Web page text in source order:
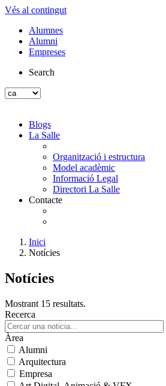
Vés al contingut
Alumnes
Alumni
Empreses
Search
Blogs
La Salle
Organització i estructura
Model acadèmic
Informació Legal
Directori La Salle
Contacte
Inici
Notícies
Notícies
Mostrant 15 resultats.
Recerca
Àrea
Alumni
Arquitectura
Empresa